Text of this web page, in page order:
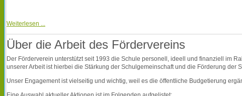
Weiterlesen ...
Über die Arbeit des Fördervereins
Der Förderverein unterstützt seit 1993 die Schule personell, ideell und finanziell im
unserer Arbeit ist hierbei die Stärkung der Schulgemeinschaft und die Förderung der
Unser Engagement ist vielseitig und wichtig, weil es die öffentliche Budgetierung